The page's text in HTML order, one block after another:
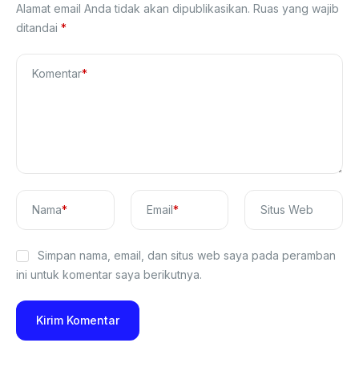
Alamat email Anda tidak akan dipublikasikan. Ruas yang wajib
ditandai *
Komentar*
Nama* Email* Situs Web
Simpan nama, email, dan situs web saya pada peramban
ini untuk komentar saya berikutnya.